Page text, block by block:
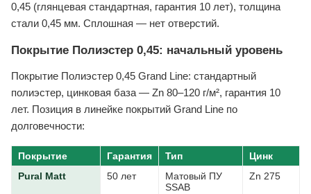
0,45 (глянцевая стандартная, гарантия 10 лет), толщина
стали 0,45 мм. Сплошная — нет отверстий.
Покрытие Полиэстер 0,45: начальный уровень
Покрытие Полиэстер 0,45 Grand Line: стандартный
полиэстер, цинковая база — Zn 80–120 г/м², гарантия 10
лет. Позиция в линейке покрытий Grand Line по
долговечности:
Покрытие Гарантия Тип
Цинк
Pural Matt
50 лет
Матовый ПУ
SSAB
Zn 275